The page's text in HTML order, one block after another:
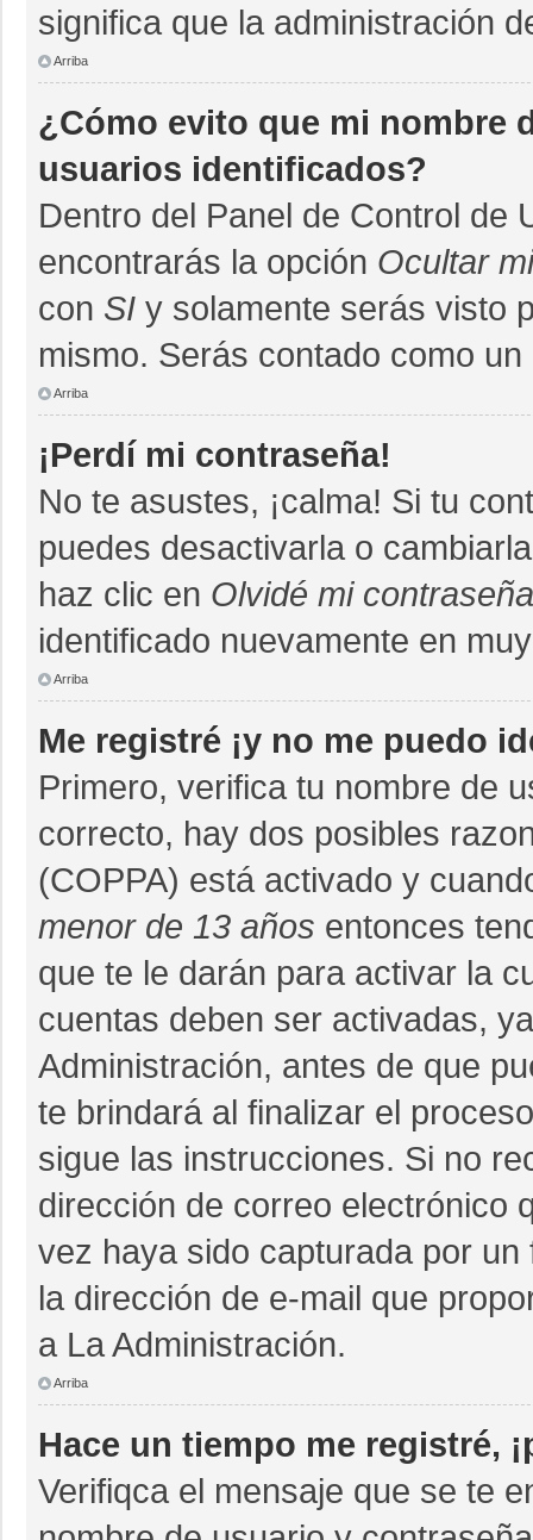
significa que la administración
Arriba
¿Cómo evito que mi nombre
usuarios identificados?
Dentro del Panel de Control de
encontrarás la opción Ocultar
con SI y solamente serás visto
mismo. Serás contado como
Arriba
¡Perdí mi contraseña!
No te asustes, ¡calma! Si tu
puedes desactivarla o
haz clic en Olvidé mi contraseña
identificado nuevamente en
Arriba
Me registré ¡y no me puedo
Primero, verifica tu nombre de
correcto, hay dos posibles
(COPPA) está activado y
menor de 13 años entonces
que te le darán para activar la
cuentas deben ser activadas,
Administración, antes de que
te brindará al finalizar el
sigue las instrucciones. Si no
dirección de correo electrónico
vez haya sido capturada por
la dirección de e-mail que
a La Administración.
Arriba
Hace un tiempo me registré,
Verifiqca el mensaje que se te